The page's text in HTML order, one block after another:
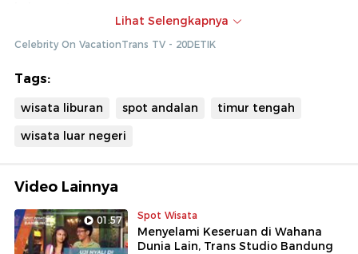
Lihat Selengkapnya
Celebrity On VacationTrans TV - 20DETIK
Tags:
wisata liburan spot andalan
timur tengah
wisata luar negeri
Video Lainnya
01:57 Spot Wisata
Menyelami Keseruan di Wahana
Dunia Lain, Trans Studio Bandung